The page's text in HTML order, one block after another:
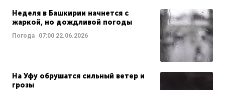
Неделя в Башкирии начнется с
жаркой, но дождливой погоды
Погода 07:00 22.06.2026
На Уфу обрушатся сильный ветер и
грозы